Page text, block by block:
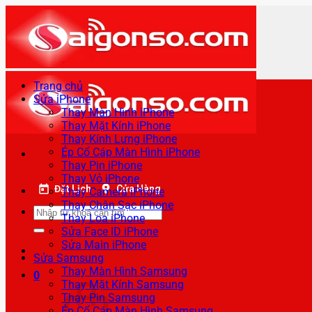
qua
nội
dung
Đặt Lịch Cửa Hàng
Tìm
kiếm:
0
Trang chủ
Sửa iPhone
Thay Màn Hình iPhone
Thay Mặt Kính iPhone
Thay Kính Lưng iPhone
Ép Cổ Cáp Màn Hình iPhone
Thay Pin iPhone
Thay Vỏ iPhone
Thay Camera iPhone
Thay Chân Sạc iPhone
Thay Loa iPhone
Sửa Face ID iPhone
Sửa Main iPhone
Sửa Samsung
Thay Màn Hình Samsung
Thay Mặt Kính Samsung
Thay Pin Samsung